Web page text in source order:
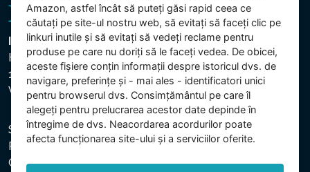
Intex Trading, s.r.o.
Hradecká 2526/3
130 00 Praha 3
Vinohrady - Česká republika
Societatea este înregistrată la Tribunalul Municipal din
Praga, secția C, dosar 74759. CUI: 26150808, CIF:
CZ26150808.
Amazon, astfel încât să puteți găsi rapid ceea ce
căutați pe site-ul nostru web, să evitați să faceți clic pe
linkuri inutile și să evitați să vedeți reclame pentru
produse pe care nu doriți să le faceți vedea. De obicei,
aceste fișiere conțin informații despre istoricul dvs. de
navigare, preferințe și - mai ales - identificatori unici
pentru browserul dvs. Consimțământul pe care îl
alegeți pentru prelucrarea acestor date depinde în
întregime de dvs. Neacordarea acordurilor poate
afecta funcționarea site-ului și a serviciilor oferite.